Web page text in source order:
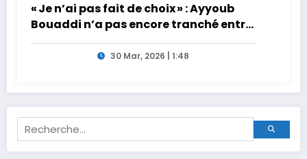
« Je n’ai pas fait de choix » : Ayyoub
Bouaddi n’a pas encore tranché entre
la France et le Maroc
30 Mar, 2026 | 1:48